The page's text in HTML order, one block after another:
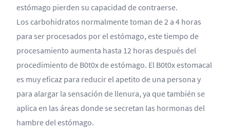
estómago pierden su capacidad de contraerse.
Los carbohidratos normalmente toman de 2 a 4 horas
para ser procesados por el estómago, este tiempo de
procesamiento aumenta hasta 12 horas después del
procedimiento de B0t0x de estómago. El B0t0x estomacal
es muy eficaz para reducir el apetito de una persona y
para alargar la sensación de llenura, ya que también se
aplica en las áreas donde se secretan las hormonas del
hambre del estómago.